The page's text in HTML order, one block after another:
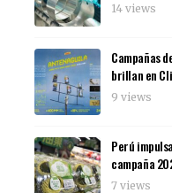
14 views
Campañas
brillan en
9 views
Perú
campaña
7 views